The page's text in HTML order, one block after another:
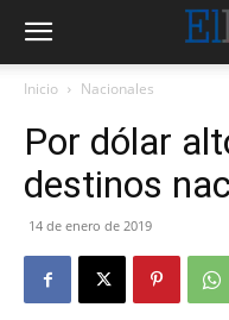
Inicio Nacionales
Por dólar
destinos
14 de enero de 2019